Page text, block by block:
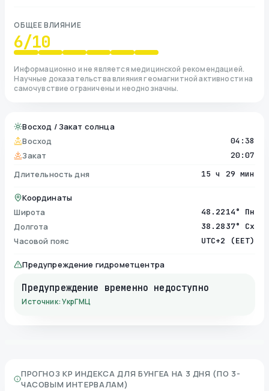
ОБЩЕЕ ВЛИЯНИЕ
6/10
Информационно и не является медицинской рекомендацией.
Научные доказательства влияния геомагнитной активности на
самочувствие ограничены и неоднозначны.
Восход / Закат солнца
Восход
04:38
Закат 20:07
Длительность дня 15 ч 29 мин
Координаты
Широта
48.2214° Пн
Долгота 38.2837° Сх
Часовой пояс UTC+2 (EET)
Предупреждение гидрометцентра
Предупреждение временно недоступно
Источник: УкрГМЦ
ПРОГНОЗ KP ИНДЕКСА ДЛЯ БУНГЕА НА 3 ДНЯ (ПО 3-
ЧАСОВЫМ ИНТЕРВАЛАМ)